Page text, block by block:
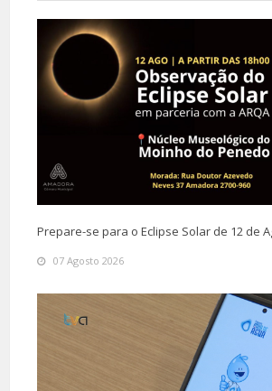
Prepare-se para o Eclipse Solar de 12 de
07 Agosto 2026